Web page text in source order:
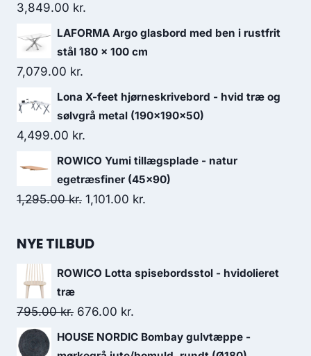
3,849.00 kr.
LAFORMA Argo glasbord med ben i rustfrit
stål 180 x 100 cm
7,079.00 kr.
Lona X-feet hjørneskrivebord - hvid træ og
sølvgrå metal (190x190x50)
4,499.00 kr.
ROWICO Yumi tillægsplade - natur
egetræsfiner (45x90)
1,295.00kr. 1,101.00 kr.
NYE TILBUD
ROWICO Lotta spisebordsstol - hvidolieret
træ
795.00kr. 676.00 kr.
HOUSE NORDIC Bombay gulvtæppe -